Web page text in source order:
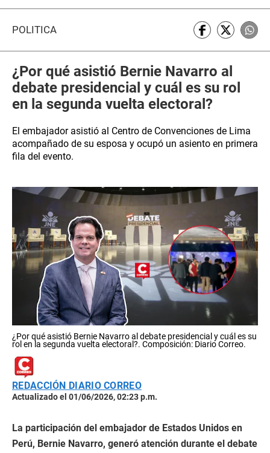
POLÍTICA
¿Por qué asistió Bernie Navarro al
debate presidencial y cuál es su rol
en la segunda vuelta electoral?
El embajador asistió al Centro de Convenciones de Lima
acompañado de su esposa y ocupó un asiento en primera
fila del evento.
¿Por qué asistió Bernie Navarro al debate presidencial y cuál es su
rol en la segunda vuelta electoral?. Composición: Diario Correo.
REDACCIÓN DIARIO CORREO
Actualizado el 01/06/2026, 02:23 p.m.
La participación del embajador de Estados Unidos en
Perú, Bernie Navarro, generó atención durante el debate